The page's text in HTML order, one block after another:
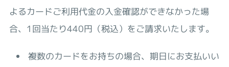
よるカードご利用代金の入金確認ができなかった場
合、1回当たり440円（税込）をご請求いたします。
複数のカードをお持ちの場合、期日にお支払いい